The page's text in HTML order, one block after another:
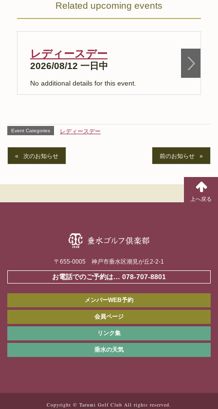
Related upcoming events
レディースデー
2026/08/12 一日中
No additional details for this event.
Event Categories レディースデー
次のお知らせ 前のお知らせ
〒655-0005 神戸市垂水区潮見が丘2-2-1
お電話でのご予約は… 078-707-8801
メンバーWEB予約
会員ページ
リンク集
垂水の天気
Copyright © Tarumi Golf Club All rights reserved.